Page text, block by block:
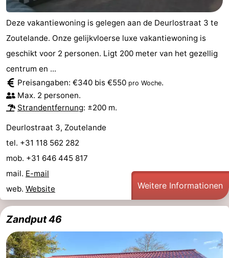
Deze vakantiewoning is gelegen aan de Deurlostraat 3 te
Zoutelande. Onze gelijkvloerse luxe vakantiewoning is
geschikt voor 2 personen. Ligt 200 meter van het gezellig
centrum en ...
Preisangaben: €340 bis €550 pro Woche.
Max. 2 personen.
Strandentfernung: ±200 m.
Deurlostraat 3, Zoutelande
tel. +31 118 562 282
mob. +31 646 445 817
mail. E-mail
web. Website Weitere Informationen
Zandput 46